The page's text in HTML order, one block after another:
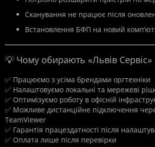
Сканування не працює після
Встановлення БФП на новий
💡 Чому обирають «Львів Сервіс»
✅ Працюємо з усіма брендами оргтехніки
✅ Налаштовуємо локальні та мережеві
✅ Оптимізуємо роботу в офісній
✅ Можливе дистанційне підключення
TeamViewer
✅ Гарантія працездатності після
✅ Оплата лише після перевірки